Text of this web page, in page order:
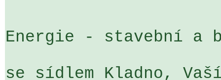
Energie - stavební a
se sídlem Kladno,